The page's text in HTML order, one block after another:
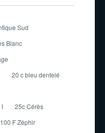
Sud
Blanc
20 c bleu dentelé
I
25c Cérès
100 F Zéphir